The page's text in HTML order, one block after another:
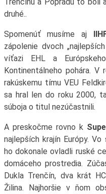
druhé..
Spomenúť musíme aj
zápolenie dvoch
víťazi EHL a
Kontinentálneho pohára. V
rakúskemu tímu VEU
sa hral len do roku 2000,
súboja o titul nezúčastnili.
A preskočme rovno k
najlepších krajín Európy.
ho dokonale ovladli ruské
domáceho prostredia.
Dukla Trenčín, dva krát
Žilina. Najhoršie v ňom